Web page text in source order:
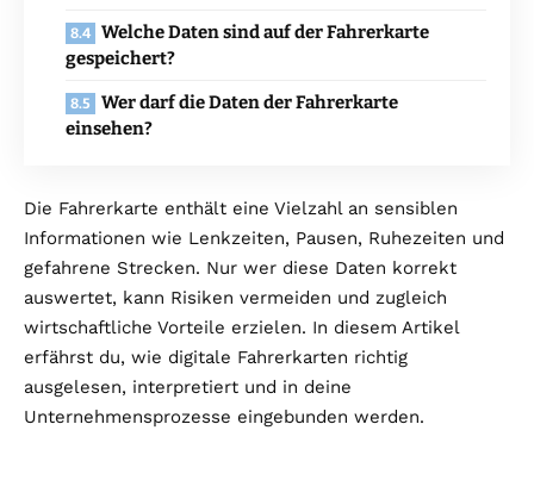
Welche Daten sind auf der Fahrerkarte
gespeichert?
Wer darf die Daten der Fahrerkarte
einsehen?
Die Fahrerkarte enthält eine Vielzahl an sensiblen
Informationen wie Lenkzeiten, Pausen, Ruhezeiten und
gefahrene Strecken. Nur wer diese Daten korrekt
auswertet, kann Risiken vermeiden und zugleich
wirtschaftliche Vorteile erzielen. In diesem Artikel
erfährst du, wie digitale Fahrerkarten richtig
ausgelesen, interpretiert und in deine
Unternehmensprozesse eingebunden werden.